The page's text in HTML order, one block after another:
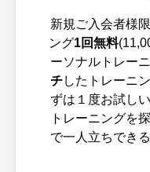
新規ご入会者様
ング1回無料
ーソナルトレー
チしたトレーニ
ずは１度お試しい
トレーニングを
で一人立ちでき